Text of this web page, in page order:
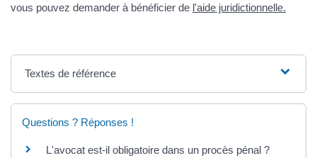
vous pouvez demander à bénéficier de l'aide juridictionnelle.
Textes de référence
Questions ? Réponses !
L'avocat est-il obligatoire dans un procès pénal ?